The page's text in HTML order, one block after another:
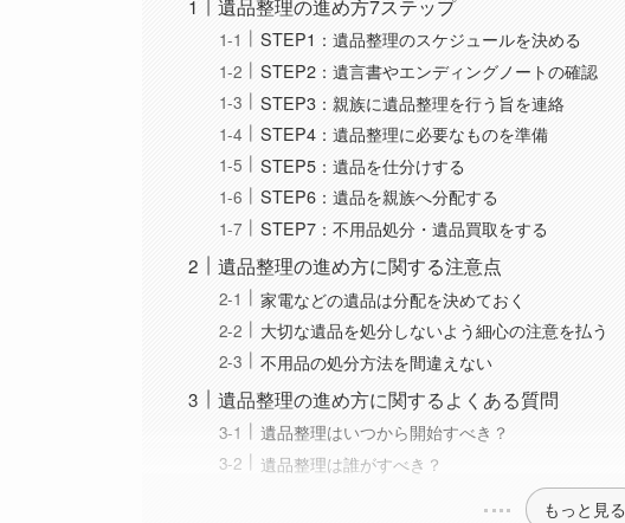
遺品整理の進め方7ステップ
STEP1：遺品整理のスケジュールを決める
STEP2：遺言書やエンディングノートの確認
STEP3：親族に遺品整理を行う旨を連絡
STEP4：遺品整理に必要なものを準備
STEP5：遺品を仕分けする
STEP6：遺品を親族へ分配する
STEP7：不用品処分・遺品買取をする
遺品整理の進め方に関する注意点
家電などの遺品は分配を決めておく
大切な遺品を処分しないよう細心の注意を払う
不用品の処分方法を間違えない
遺品整理の進め方に関するよくある質問
遺品整理はいつから開始すべき？
遺品整理は誰がすべき？
もっと見る